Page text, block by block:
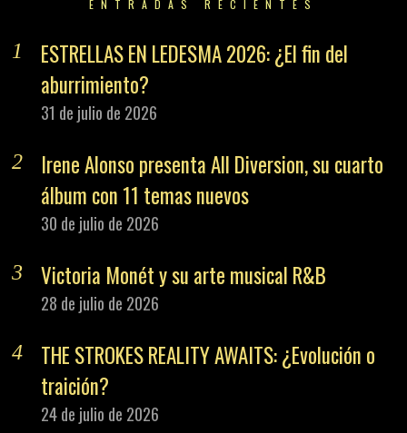
ENTRADAS RECIENTES
ESTRELLAS EN LEDESMA 2026: ¿El fin del
aburrimiento?
31 de julio de 2026
Irene Alonso presenta All Diversion, su cuarto
álbum con 11 temas nuevos
30 de julio de 2026
Victoria Monét y su arte musical R&B
28 de julio de 2026
THE STROKES REALITY AWAITS: ¿Evolución o
traición?
24 de julio de 2026